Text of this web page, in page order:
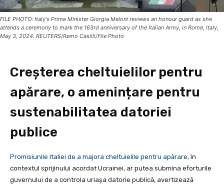
FILE PHOTO: Italy's Prime Minister Giorgia Meloni reviews an honour guard as she
attends a ceremony to mark the 163rd anniversary of the Italian Army, in Rome, Italy,
May 3, 2024. REUTERS/Remo Casilli/File Photo
Creșterea cheltuielilor pentru
apărare, o amenințare pentru
sustenabilitatea datoriei
publice
Promisiunile Italiei de a majora cheltuielile pentru apărare, în
contextul sprijinului acordat Ucrainei, ar putea submina eforturile
guvernului de a controla uriașa datorie publică, avertizează